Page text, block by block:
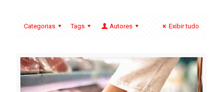
Categorias Tags Autores Exibir tudo